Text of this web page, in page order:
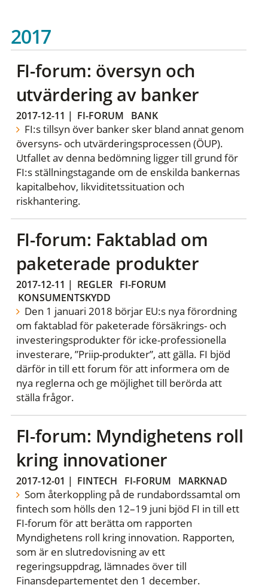
2017
FI-forum: översyn och
utvärdering av banker
2017-12-11 | FI-FORUM BANK
FI:s tillsyn över banker sker bland annat genom
översyns- och utvärderingsprocessen (ÖUP).
Utfallet av denna bedömning ligger till grund för
FI:s ställningstagande om de enskilda bankernas
kapitalbehov, likviditetssituation och
riskhantering.
FI-forum: Faktablad om
paketerade produkter
2017-12-11 | REGLER
FI-FORUM
KONSUMENTSKYDD
Den 1 januari 2018 börjar EU:s nya förordning
om faktablad för paketerade försäkrings- och
investeringsprodukter för icke-professionella
investerare, ”Priip-produkter”, att gälla. FI bjöd
därför in till ett forum för att informera om de
nya reglerna och ge möjlighet till berörda att
ställa frågor.
FI-forum: Myndighetens roll
kring innovationer
2017-12-01 | FINTECH FI-FORUM MARKNAD
Som återkoppling på de rundabordssamtal om
fintech som hölls den 12–19 juni bjöd FI in till ett
FI-forum för att berätta om rapporten
Myndighetens roll kring innovation. Rapporten,
som är en slutredovisning av ett
regeringsuppdrag, lämnades över till
Finansdepartementet den 1 december.